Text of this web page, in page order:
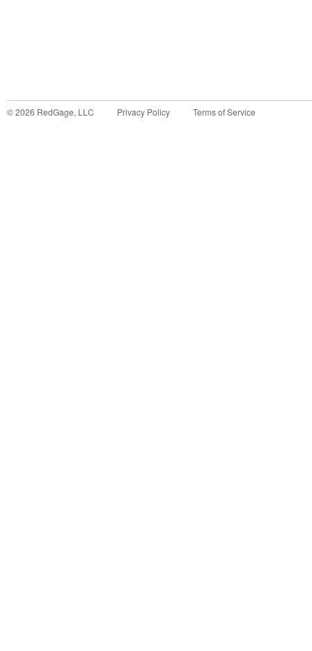
©2026 RedGage, LLC Privacy Policy Terms of Service